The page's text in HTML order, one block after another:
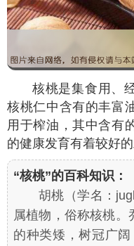
核桃是集食用、
核桃仁中含有的丰富
用于榨油，其中含有
的健康发育有着较好的
“核桃”的百科知识：
胡桃（学名：
属植物，俗称核桃。
的种类矮，树冠广